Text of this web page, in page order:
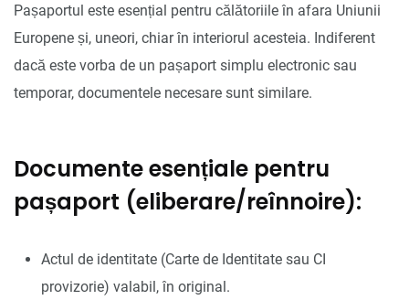
Pașaportul este esențial pentru călătoriile în afara Uniunii
Europene și, uneori, chiar în interiorul acesteia. Indiferent
dacă este vorba de un pașaport simplu electronic sau
temporar, documentele necesare sunt similare.
Documente esențiale pentru
pașaport (eliberare/reînnoire):
Actul de identitate (Carte de Identitate sau CI
provizorie) valabil, în original.